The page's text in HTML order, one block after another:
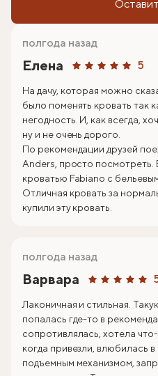
Елена 5
полгода назад
На дачу, которая можно
было поменять кровать так
негодность. И, как всегда,
ну и не очень дорого.
По рекомендации друзей
Anders, просто
кроватью Fabiano с
Отличная кровать за
купили эту кровать.
Варвара
полгода назад
Лаконичная и стильная.
попалась где-то в
сопротивлялась, хотела
когда привезли, влюбилась
подъемным механизмом,